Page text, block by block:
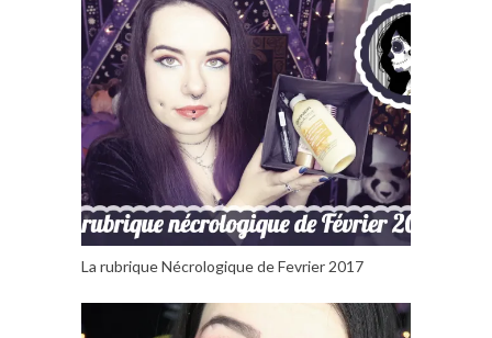
La rubrique Nécrologique de Fevrier 2017